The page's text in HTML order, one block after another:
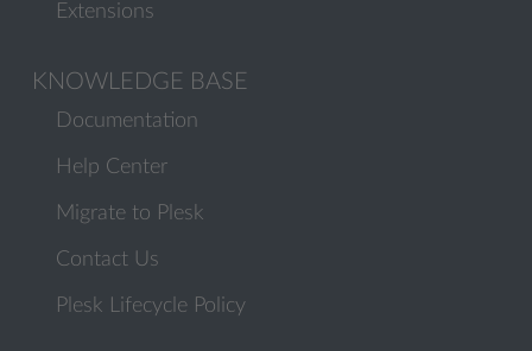
Extensions
KNOWLEDGE BASE
Documentation
Help Center
Migrate to Plesk
Contact Us
Plesk Lifecycle Policy